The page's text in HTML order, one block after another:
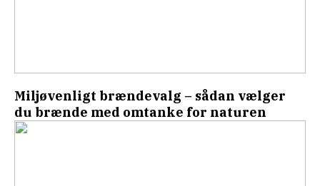
Miljøvenligt brændevalg – sådan vælger
du brænde med omtanke for naturen